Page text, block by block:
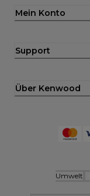
Mein Konto
Support
Über Kenwood
Umwelt